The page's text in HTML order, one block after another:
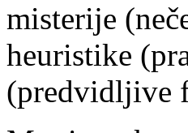
misterije
heuristike
(predvidljive